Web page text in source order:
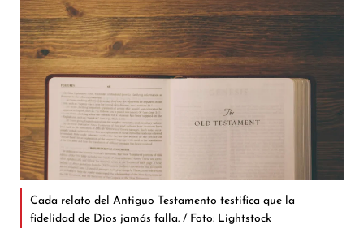
Cada relato del Antiguo Testamento testifica que la
fidelidad de Dios jamás falla. / Foto: Lightstock